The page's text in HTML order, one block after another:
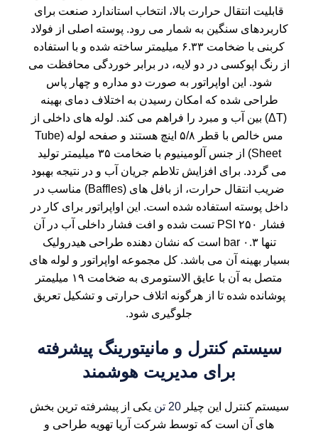
قابلیت انتقال حرارت بالا، انتخاب استاندارد صنعت برای
کاربردهای سنگین به شمار می رود. پوسته اصلی از فولاد
کربنی با ضخامت ۶.۳۳ میلیمتر ساخته شده و با استفاده
از رنگ اپوکسی در دو لایه، در برابر خوردگی محافظت می
شود. این اواپراتور به صورت دو مداره و چهار پاس
طراحی شده که امکان رسیدن به اختلاف دمای بهینه
(ΔT) بین آب و مبرد را فراهم می کند. لوله های داخلی از
مس خالص با قطر ۵/۸ اینچ هستند و صفحه لوله (Tube
Sheet) از جنس آلومینیوم با ضخامت ۳۵ میلیمتر تولید
می گردد. برای افزایش تلاطم جریان آب و در نتیجه بهبود
ضریب انتقال حرارت، از بافل های (Baffles) مناسب در
داخل پوسته استفاده شده است. این اواپراتور برای کار در
فشار ۲۵۰ PSI تست شده و افت فشار داخلی آب در آن
تنها ۰.۳ bar است که نشان دهنده طراحی هیدرولیک
بسیار بهینه آن می باشد. کل مجموعه اواپراتور و لوله های
متصل به آن با عایق الاستومری به ضخامت ۱۹ میلیمتر
پوشانده شده تا از هرگونه اتلاف حرارتی و تشکیل تعریق
جلوگیری شود.
سیستم کنترل و مانیتورینگ پیشرفته
برای مدیریت هوشمند
سیستم کنترل این چیلر 20 تن
یکی از پیشرفته ترین بخش
های آن است که توسط شرکت آریا تهویه طراحی و